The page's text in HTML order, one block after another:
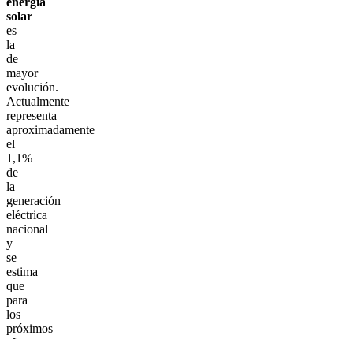
solar
es
la
de
mayor
evolución.
Actualmente
representa
aproximadamente
el
1,1%
de
la
generación
eléctrica
nacional
y
se
estima
que
para
los
próximos